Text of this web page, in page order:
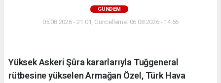
GÜNDEM
05.08.2026 - 21:01, Güncelleme: 06.08.2026 - 14:56
Yüksek Askeri Şûra kararlarıyla Tuğgeneral
rütbesine yükselen Armağan Özel, Türk Hava